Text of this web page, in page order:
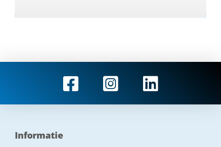
Hout , Kunststof , Gipsplaat
1
Informatie